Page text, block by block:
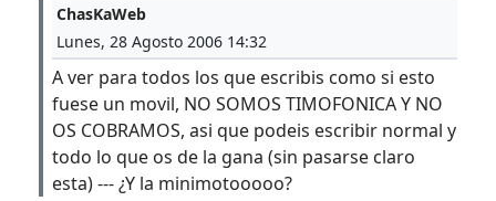
ChasKaWeb
Lunes, 28 Agosto 2006 14:32
A ver para todos los que escribis como si esto
fuese un movil, NO SOMOS TIMOFONICA Y NO
OS COBRAMOS, asi que podeis escribir normal y
todo lo que os de la gana (sin pasarse claro
esta) --- ¿Y la minimotooooo?